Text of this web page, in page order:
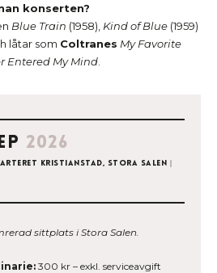
konserten?
Blue Train (1958), Kind of Blue (1959)
låtar som Coltranes My Favorite
Entered My Mind
2026
Kristianstad, Stora salen |
sittplats i Stora Salen.
300 kr – exkl. serviceavgift